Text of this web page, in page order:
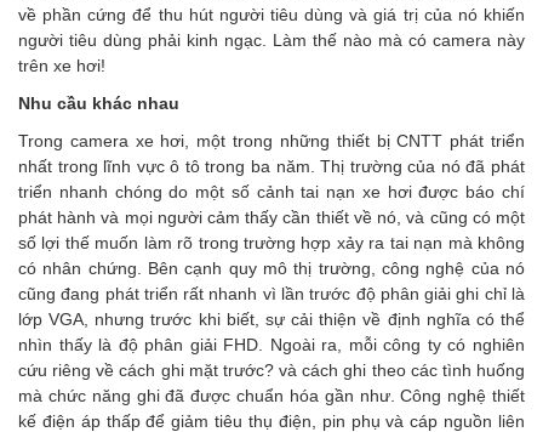
về phần cứng để thu hút người tiêu dùng và giá trị của nó khiến
người tiêu dùng phải kinh ngạc. Làm thế nào mà có camera này
trên xe hơi!
Nhu cầu khác nhau
Trong camera xe hơi, một trong những thiết bị CNTT phát triển
nhất trong lĩnh vực ô tô trong ba năm. Thị trường của nó đã phát
triển nhanh chóng do một số cảnh tai nạn xe hơi được báo chí
phát hành và mọi người cảm thấy cần thiết về nó, và cũng có một
số lợi thế muốn làm rõ trong trường hợp xảy ra tai nạn mà không
có nhân chứng. Bên cạnh quy mô thị trường, công nghệ của nó
cũng đang phát triển rất nhanh vì lần trước độ phân giải ghi chỉ là
lớp VGA, nhưng trước khi biết, sự cải thiện về định nghĩa có thể
nhìn thấy là độ phân giải FHD. Ngoài ra, mỗi công ty có nghiên
cứu riêng về cách ghi mặt trước? và cách ghi theo các tình huống
mà chức năng ghi đã được chuẩn hóa gần như. Công nghệ thiết
kế điện áp thấp để giảm tiêu thụ điện, pin phụ và cáp nguồn liên